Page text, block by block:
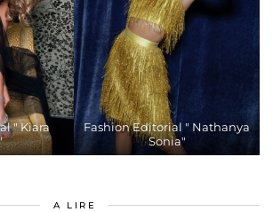
" Kiara
Fashion Editorial " Nathanya
Sonia"
A LIRE